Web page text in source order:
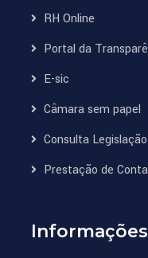
RH Online
Portal da
E-sic
Câmara sem papel
Consulta Legislação
Prestação de